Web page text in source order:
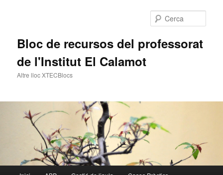
Bloc de recursos del professorat
de l'Institut El Calamot
Altre lloc XTECBlocs